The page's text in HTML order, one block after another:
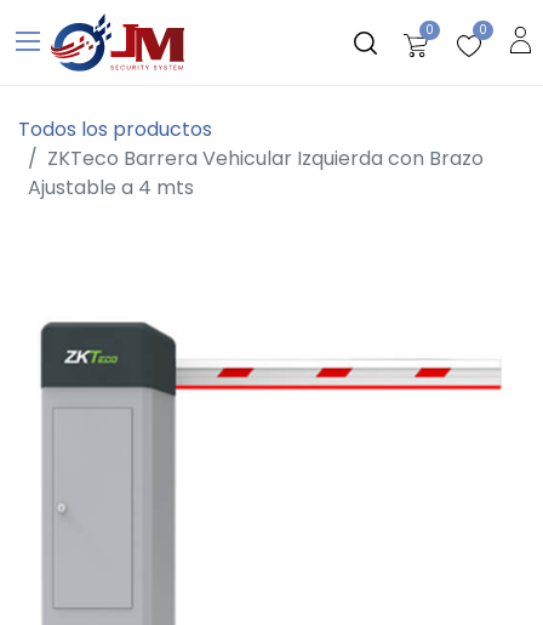
0 0
Todos los productos
ZKTeco Barrera Vehicular Izquierda con Brazo
Ajustable a 4 mts